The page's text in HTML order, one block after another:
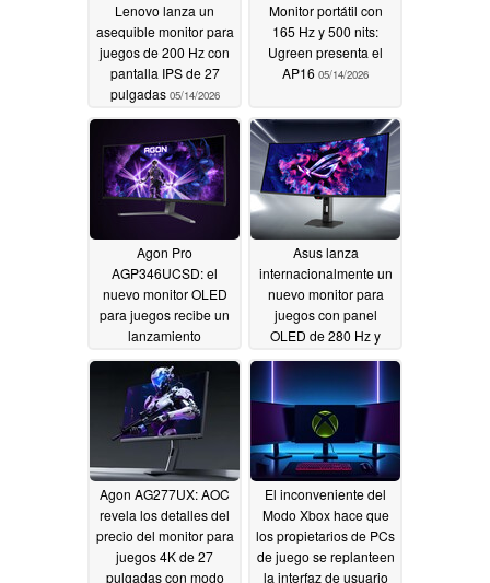
Lenovo lanza un
asequible monitor para
juegos de 200 Hz con
pantalla IPS de 27
pulgadas 05/14/2026
Monitor portátil con
165 Hz y 500 nits:
Ugreen presenta el
AP16 05/14/2026
Agon Pro
AGP346UCSD: el
nuevo monitor OLED
para juegos recibe un
lanzamiento
lo esperado05/14/2026
Asus lanza
internacionalmente un
nuevo monitor para
juegos con panel
OLED de 280 Hz y
05/13/2026
Agon AG277UX: AOC
revela los detalles del
precio del monitor para
juegos 4K de 27
pulgadas con modo
El inconveniente del
Modo Xbox hace que
los propietarios de PCs
de juego se replanteen
la interfaz de usuario